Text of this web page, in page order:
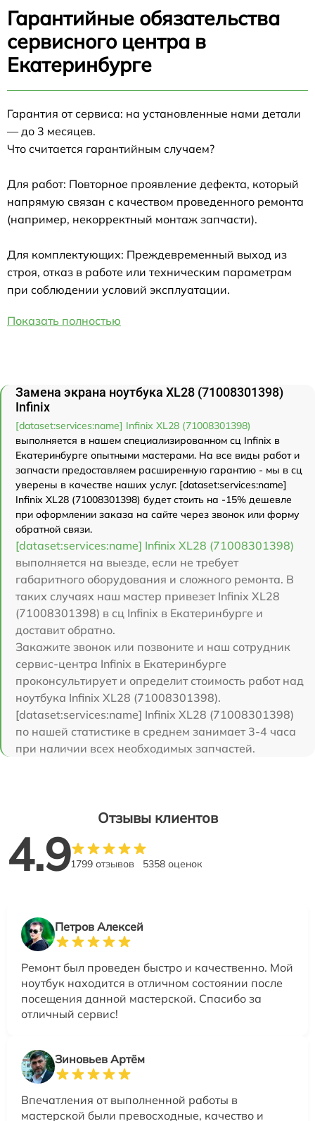
Гарантийные обязательства
сервисного центра в
Екатеринбурге
Гарантия от сервиса: на установленные нами детали
— до 3 месяцев.
Что считается гарантийным случаем?
Для работ: Повторное проявление дефекта, который
напрямую связан с качеством проведенного ремонта
(например, некорректный монтаж запчасти).
Для комплектующих: Преждевременный выход из
строя, отказ в работе или техническим параметрам
при соблюдении условий эксплуатации.
Показать полностью
Замена экрана ноутбука XL28 (71008301398)
Infinix
[dataset:services:name] Infinix XL28 (71008301398)
выполняется в нашем специализированном сц Infinix в
Екатеринбурге опытными мастерами. На все виды работ и
запчасти предоставляем расширенную гарантию - мы в сц
уверены в качестве наших услуг. [dataset:services:name]
Infinix XL28 (71008301398) будет стоить на -15% дешевле
при оформлении заказа на сайте через звонок или форму
обратной связи.
[dataset:services:name] Infinix XL28 (71008301398)
выполняется на выезде, если не требует
габаритного оборудования и сложного ремонта. В
таких случаях наш мастер привезет Infinix XL28
(71008301398) в сц Infinix в Екатеринбурге и
доставит обратно.
Закажите звонок или позвоните и наш сотрудник
сервис-центра Infinix в Екатеринбурге
проконсультирует и определит стоимость работ над
ноутбука Infinix XL28 (71008301398).
[dataset:services:name] Infinix XL28 (71008301398)
по нашей статистике в среднем занимает 3-4 часа
при наличии всех необходимых запчастей.
Отзывы клиентов
4.91799 отзывов 5358 оценок
Петров Алексей
Ремонт был проведен быстро и качественно. Мой
ноутбук находится в отличном состоянии после
посещения данной мастерской. Спасибо за
отличный сервис!
Зиновьев Артём
Впечатления от выполненной работы в
мастерской были превосходные, качество и